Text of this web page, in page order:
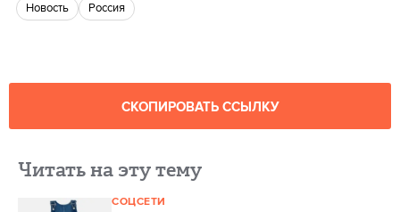
Новость Россия
СКОПИРОВАТЬ ССЫЛКУ
Читать на эту тему
СОЦСЕТИ